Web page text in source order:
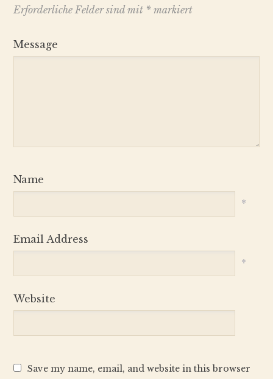
Erforderliche Felder sind mit *markiert
Message
Name
*
Email Address
*
Website
Save my name, email, and website in this browser